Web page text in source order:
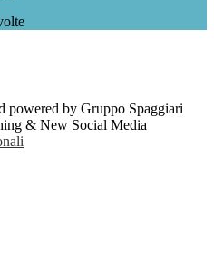
powered by Gruppo Spaggiari
& New Social Media